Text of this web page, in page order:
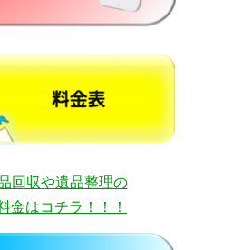
回収や遺品整理の
金はコチラ！！！